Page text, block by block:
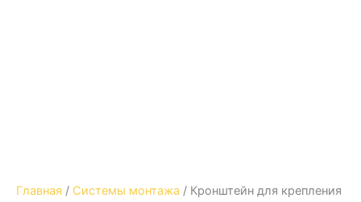
Главная / Системы монтажа / Кронштейн для крепления